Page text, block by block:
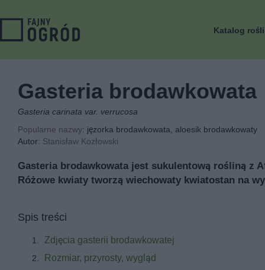
Katalog
Gasteria brodawkowata
Gasteria carinata var. verrucosa
Popularne nazwy: jęzorka brodawkowata, aloesik brodawkowaty
Autor: Stanisław Kozłowski
Gasteria brodawkowata jest sukulentową rośliną z
Różowe kwiaty tworzą wiechowaty kwiatostan na
Spis treści
Zdjęcia gasterii brodawkowatej
Rozmiar, przyrosty, wygląd